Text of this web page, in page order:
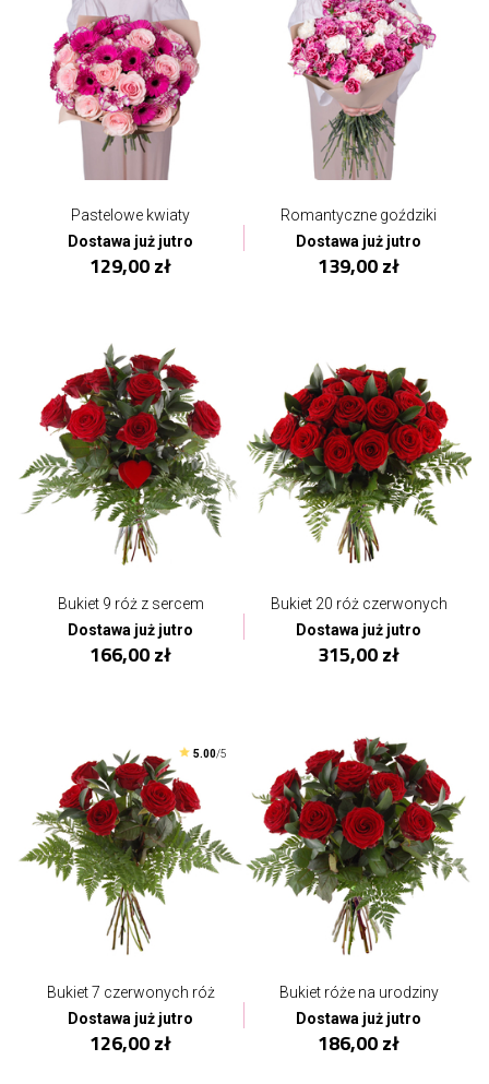
Pastelowe kwiaty
Dostawa już jutro
129,00 zł
Romantyczne goździki
Dostawa już jutro
139,00 zł
Bukiet 9 róż z sercem
Dostawa już jutro
166,00 zł
Bukiet 20 róż czerwonych
Dostawa już jutro
315,00 zł
5.00/5
Bukiet 7 czerwonych róż
Dostawa już jutro
126,00 zł
Bukiet róże na urodziny
Dostawa już jutro
186,00 zł